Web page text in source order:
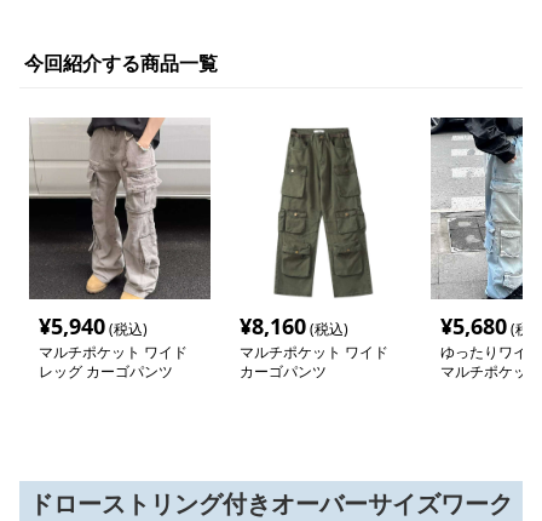
今回紹介する商品一覧
¥5,940(税込)
マルチポケット ワイド
レッグ カーゴパンツ
¥8,160(税込)
マルチポケット ワイド
カーゴパンツ
¥5,680(税
ゆったりワイ
マルチポケッ
ドローストリング付きオーバーサイズワーク